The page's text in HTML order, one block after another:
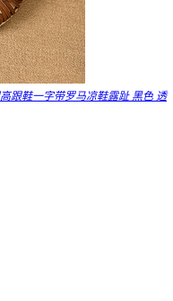
跟鞋一字带罗马凉鞋露趾 黑色 透